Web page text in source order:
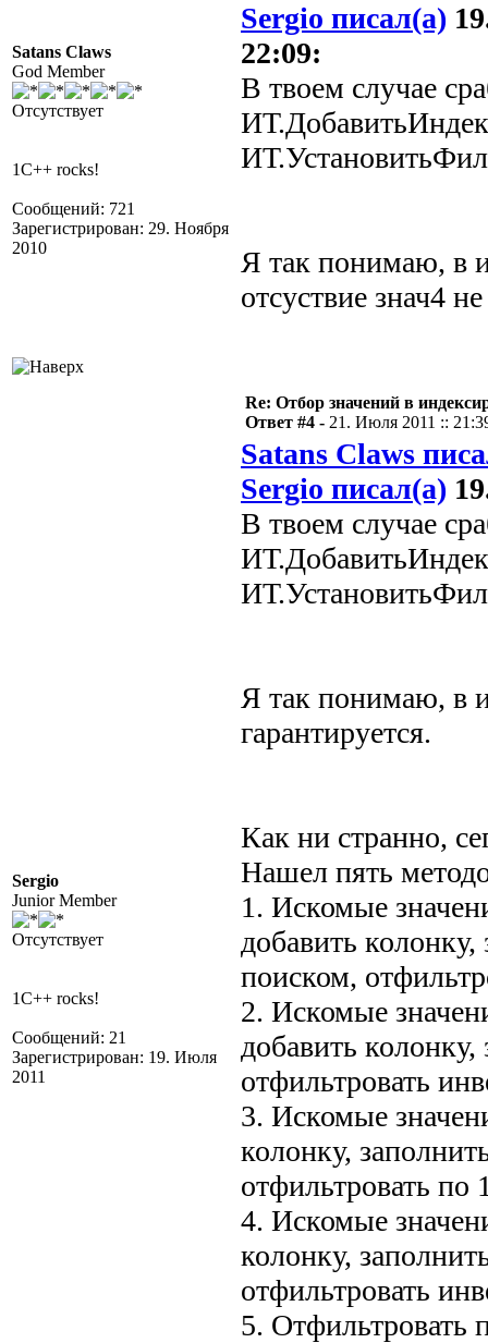
Satans Claws
God Member
Отсутствует
1C++ rocks!
Сообщений: 721
Зарегистрирован: 29. Ноября
2010
Sergio писал(а)
22:09:
В твоем случае
Я так понимаю, в
отсуствие знач4
Sergio
Junior Member
Отсутствует
1C++ rocks!
Сообщений: 21
Зарегистрирован: 19. Июля
2011
Re: Отбор значений в
Ответ #4 - 21. Июля 2011 ::
Satans Claws
Sergio писал(а)
В твоем случае
Я так понимаю, в
гарантируется.
Как ни странно,
Нашел пять
1. Искомые
добавить
поиском,
2. Искомые
добавить
отфильтровать
3. Искомые
колонку,
отфильтровать по
4. Искомые
колонку,
отфильтровать
5. Отфильтровать